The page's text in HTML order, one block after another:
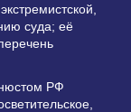
суда; её
РФ